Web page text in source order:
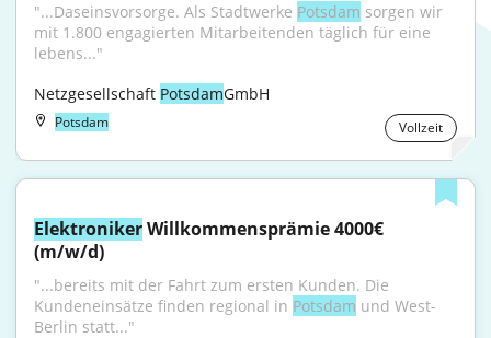
"...Daseinsvorsorge. Als Stadtwerke Potsdam sorgen wir
mit 1.800 engagierten Mitarbeitenden täglich für eine
lebens..."
Netzgesellschaft PotsdamGmbH
Potsdam Vollzeit
Elektroniker Willkommensprämie 4000€
(m/w/d)
"...bereits mit der Fahrt zum ersten Kunden. Die
Kundeneinsätze finden regional in Potsdam und West-
Berlin statt..."